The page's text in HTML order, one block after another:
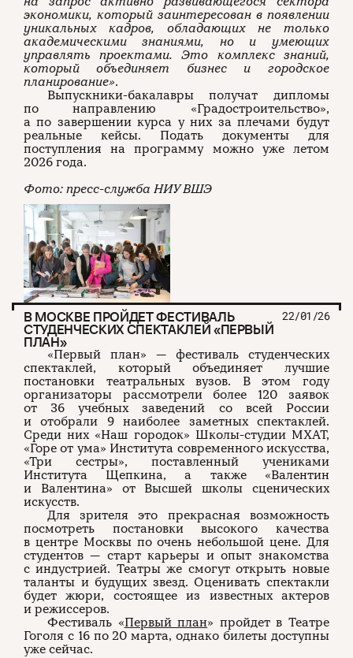
экономики, который заинтересован в появлении
уникальных кадров, обладающих не только
академическими знаниями, но и умеющих
управлять проектами. Это комплекс знаний,
который объединяет бизнес и городское
планирование».
Выпускники-бакалавры получат дипломы
по направлению «Градостроительство»,
а по завершении курса у них за плечами будут
реальные кейсы. Подать документы для
поступления на программу можно уже летом
2026 года.
Фото: пресс-служба НИУ ВШЭ
В МОСКВЕ ПРОЙДЕТ ФЕСТИВАЛЬ
СТУДЕНЧЕСКИХ СПЕКТАКЛЕЙ «ПЕРВЫЙ
ПЛАН»
22/01/26
«Первый план» — фестиваль студенческих
спектаклей, который объединяет лучшие
постановки театральных вузов. В этом году
организаторы рассмотрели более 120 заявок
от 36 учебных заведений со всей России
и отобрали 9 наиболее заметных спектаклей.
Среди них «Наш городок» Школы-студии МХАТ,
«Горе от ума» Института современного искусства,
«Три сестры», поставленный учениками
Института Щепкина, а также «Валентин
и Валентина» от Высшей школы сценических
искусств.
Для зрителя это прекрасная возможность
посмотреть постановки высокого качества
в центре Москвы по очень небольшой цене. Для
студентов — старт карьеры и опыт знакомства
с индустрией. Театры же смогут открыть новые
таланты и будущих звезд. Оценивать спектакли
будет жюри, состоящее из известных актеров
и режиссеров.
Фестиваль «Первый план» пройдет в Театре
Гоголя с 16 по 20 марта, однако билеты доступны
уже сейчас.